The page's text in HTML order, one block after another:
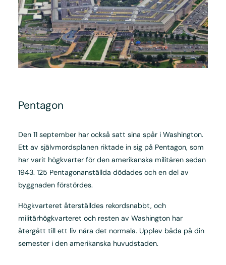
Pentagon
Den 11 september har också satt sina spår i Washington.
Ett av självmordsplanen riktade in sig på Pentagon, som
har varit högkvarter för den amerikanska militären sedan
1943. 125 Pentagonanställda dödades och en del av
byggnaden förstördes.
Högkvarteret återställdes rekordsnabbt, och
militärhögkvarteret och resten av Washington har
återgått till ett liv nära det normala. Upplev båda på din
semester i den amerikanska huvudstaden.